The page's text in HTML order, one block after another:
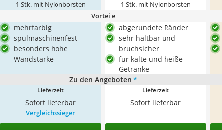
1 Stk. mit Nylonborsten 1 Stk. mit Nylonborsten
Vorteile
mehrfarbig
spülmaschinenfest
besonders hohe
Wandstärke
abgerundete Ränder
sehr haltbar und
bruchsicher
für kalte und heiße
Getränke
Zu den Angeboten *
Lieferzeit
Sofort lieferbar
Lieferzeit
Sofort lieferbar
Vergleichssieger